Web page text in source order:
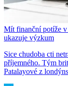
Mít finanční potíže
ukazuje výzkum
Sice chudoba cti
příjemného. Tým
Patalayové z